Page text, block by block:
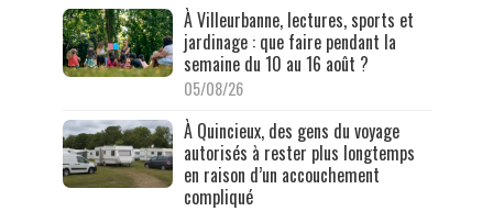
À Villeurbanne, lectures, sports et
jardinage : que faire pendant la
semaine du 10 au 16 août ?
05/08/26
À Quincieux, des gens du voyage
autorisés à rester plus longtemps
en raison d’un accouchement
compliqué